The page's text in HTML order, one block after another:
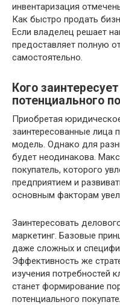
инвентаризация
Как быстро продать
Если владелец решает
предоставляет полную
самостоятельно.
Кого
потенциального
Приобретая
заинтересованные
модель. Однако для
будет неодинакова.
покупатель, которого
предприятием и
основным факторам
Заинтересовать
маркетинг. Базовые
даже сложных и
Эффективность же
изучения потребностей
станет формирование
потенциального